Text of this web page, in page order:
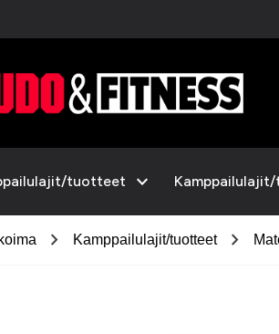
tuotteet expand_more
chevron_right Kamppailulajit/tuotteet chevron_right